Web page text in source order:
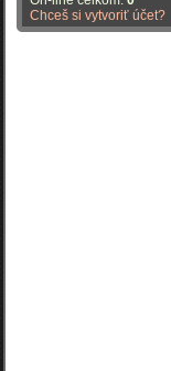
Chceš si vytvoriť účet?